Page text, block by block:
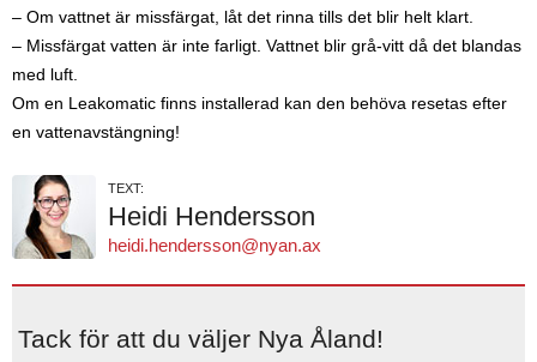
– Om vattnet är missfärgat, låt det rinna tills det blir helt klart.
– Missfärgat vatten är inte farligt. Vattnet blir grå-vitt då det blandas
med luft.
Om en Leakomatic finns installerad kan den behöva resetas efter
en vattenavstängning!
TEXT:
Heidi Hendersson
heidi.hendersson@nyan.ax
Tack för att du väljer Nya Åland!